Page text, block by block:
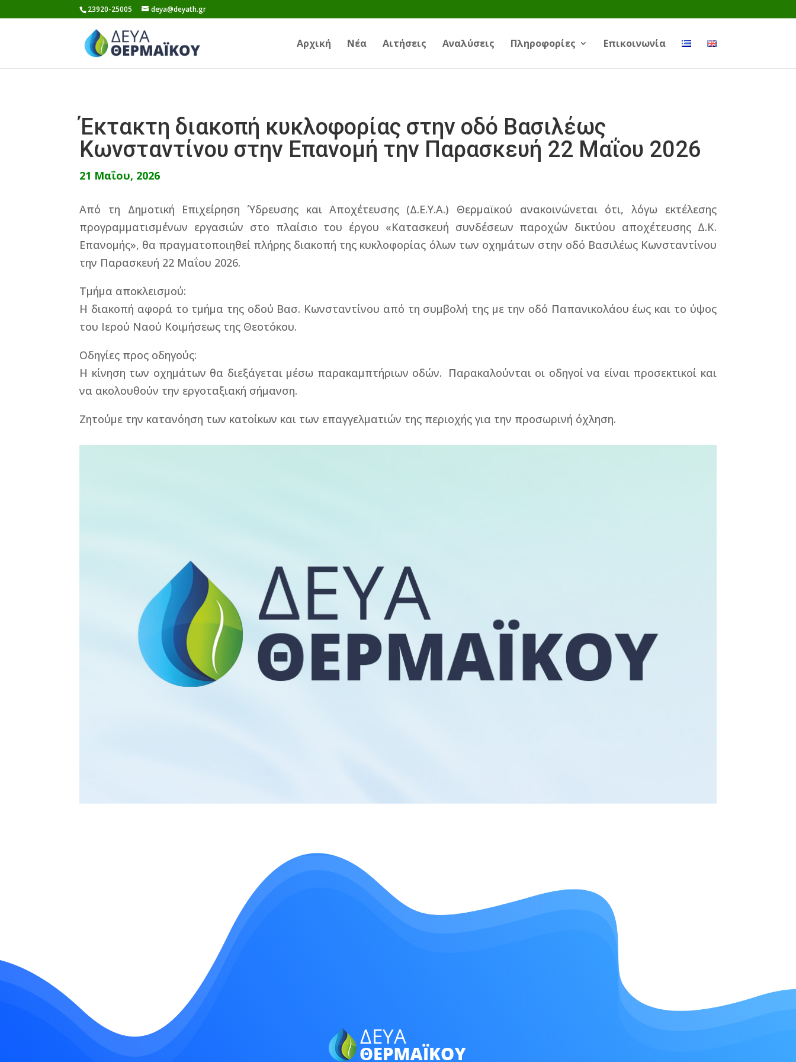
to
23920-25005 deya@deyath.gr
Αρχική Νέα Αιτήσεις Αναλύσεις Πληροφορίες Επικοινωνία
Έκτακτη διακοπή κυκλοφορίας στην οδό Βασιλέως
Κωνσταντίνου στην Επανομή την Παρασκευή 22 Μαΐου 2026
21 Μαΐου, 2026
Από τη Δημοτική Επιχείρηση Ύδρευσης και Αποχέτευσης (Δ.Ε.Υ.Α.) Θερμαϊκού ανακοινώνεται ότι, λόγω εκτέλεσης
προγραμματισμένων εργασιών στο πλαίσιο του έργου «Κατασκευή συνδέσεων παροχών δικτύου αποχέτευσης Δ.Κ.
Επανομής», θα πραγματοποιηθεί πλήρης διακοπή της κυκλοφορίας όλων των οχημάτων στην οδό Βασιλέως Κωνσταντίνου
την Παρασκευή 22 Μαΐου 2026.
Τμήμα αποκλεισμού:
Η διακοπή αφορά το τμήμα της οδού Βασ. Κωνσταντίνου από τη συμβολή της με την οδό Παπανικολάου έως και το ύψος
του Ιερού Ναού Κοιμήσεως της Θεοτόκου.
Οδηγίες προς οδηγούς:
Η κίνηση των οχημάτων θα διεξάγεται μέσω παρακαμπτήριων οδών. Παρακαλούνται οι οδηγοί να είναι προσεκτικοί και
να ακολουθούν την εργοταξιακή σήμανση.
Ζητούμε την κατανόηση των κατοίκων και των επαγγελματιών της περιοχής για την προσωρινή όχληση.